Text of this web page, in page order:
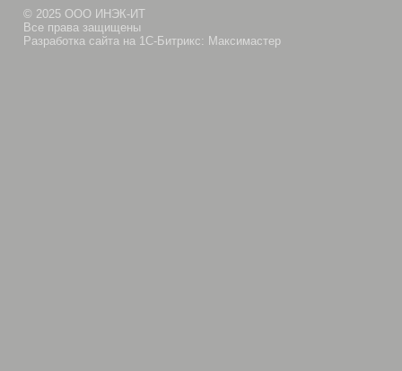
© 2025 ООО ИНЭК-ИТ
Все права защищены
Разработка сайта на 1С-Битрикс: Максимастер